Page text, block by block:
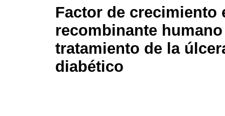
Factor de crecimiento
recombinante
tratamiento de la
diabético